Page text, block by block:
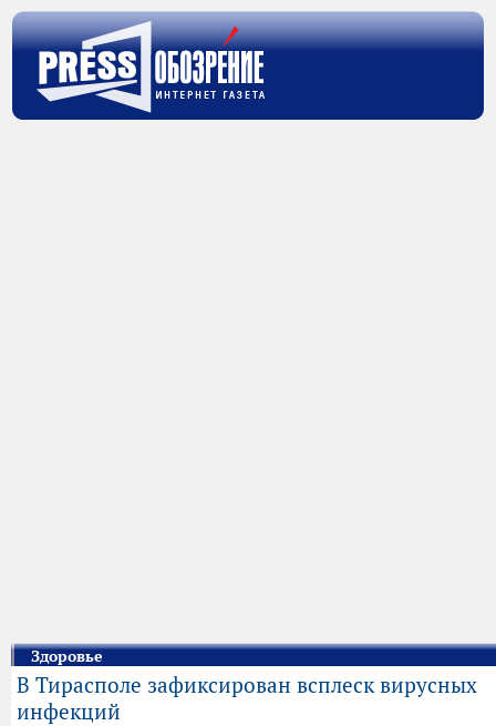
Здоровье
В Тирасполе зафиксирован всплеск вирусных
инфекций